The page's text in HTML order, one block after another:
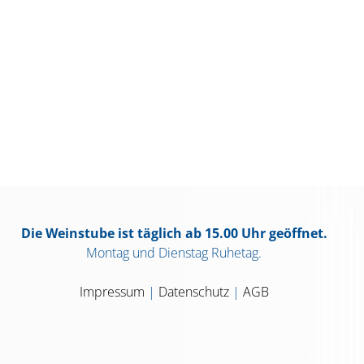
Die Weinstube ist täglich ab 15.00 Uhr geöffnet.
Montag und Dienstag Ruhetag.
Impressum | Datenschutz| AGB